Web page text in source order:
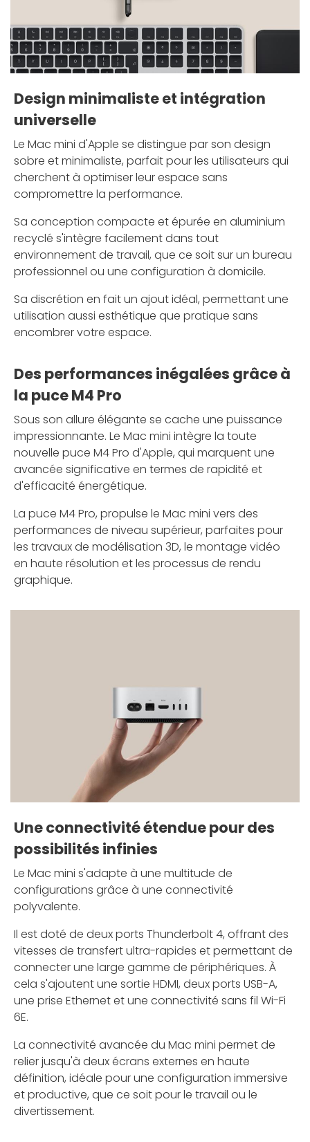
Design minimaliste et intégration
universelle
Le Mac mini d'Apple se distingue par son design
sobre et minimaliste, parfait pour les utilisateurs qui
cherchent à optimiser leur espace sans
compromettre la performance.
Sa conception compacte et épurée en aluminium
recyclé s'intègre facilement dans tout
environnement de travail, que ce soit sur un bureau
professionnel ou une configuration à domicile.
Sa discrétion en fait un ajout idéal, permettant une
utilisation aussi esthétique que pratique sans
encombrer votre espace.
Des performances inégalées grâce à
la puce M4 Pro
Sous son allure élégante se cache une puissance
impressionnante. Le Mac mini intègre la toute
nouvelle puce M4 Pro d'Apple, qui marquent une
avancée significative en termes de rapidité et
d'efficacité énergétique.
La puce M4 Pro, propulse le Mac mini vers des
performances de niveau supérieur, parfaites pour
les travaux de modélisation 3D, le montage vidéo
en haute résolution et les processus de rendu
graphique.
Une connectivité étendue pour des
possibilités infinies
Le Mac mini s'adapte à une multitude de
configurations grâce à une connectivité
polyvalente.
Il est doté de deux ports Thunderbolt 4, offrant des
vitesses de transfert ultra-rapides et permettant de
connecter une large gamme de périphériques. À
cela s'ajoutent une sortie HDMI, deux ports USB-A,
une prise Ethernet et une connectivité sans fil Wi-Fi
6E.
La connectivité avancée du Mac mini permet de
relier jusqu'à deux écrans externes en haute
définition, idéale pour une configuration immersive
et productive, que ce soit pour le travail ou le
divertissement.